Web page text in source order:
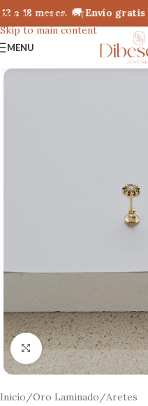
Skip to navigation
Skip to main content
a 18 meses. 🚚¡Envío
MENU
Click to enlarge
Inicio/Oro Laminado/Aretes